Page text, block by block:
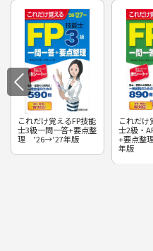
これだけ覚えるFP技能
士3級一問一答+要点整
理 ’26→’27年版
これだけ
士2級・
+要点整
年版